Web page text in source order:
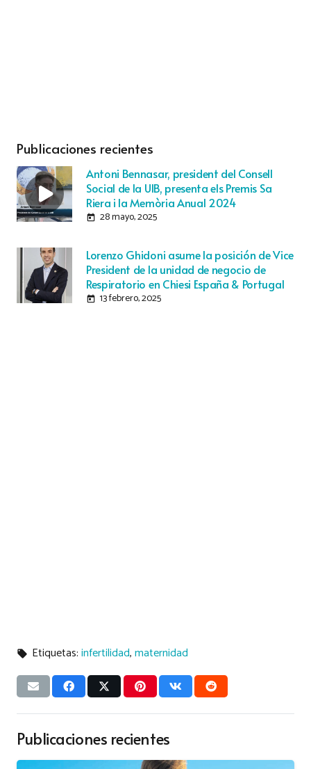
Publicaciones recientes
Antoni Bennasar, president del Consell
Social de la UIB, presenta els Premis Sa
Riera i la Memòria Anual 2024
today 28 mayo, 2025
Lorenzo Ghidoni asume la posición de Vice
President de la unidad de negocio de
Respiratorio en Chiesi España & Portugal
today 13 febrero, 2025
local_offer Etiquetas:infertilidad,maternidad
Publicaciones recientes